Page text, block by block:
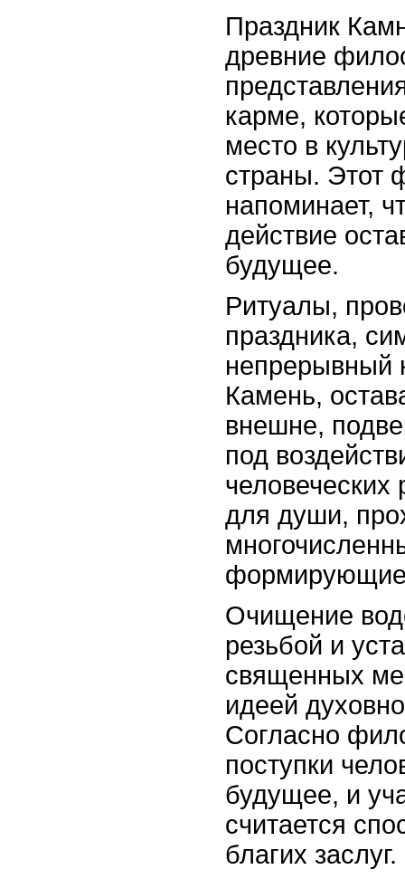
Праздник
древние
карме,
место в
страны. Этот
напоминает,
действие
будущее.
Ритуалы,
праздника,
непрерывный
Камень,
внешне,
под
для души,
формирующие
Очищение
резьбой и
священных
идеей
Согласно
поступки
будущее, и
считается
благих заслуг.